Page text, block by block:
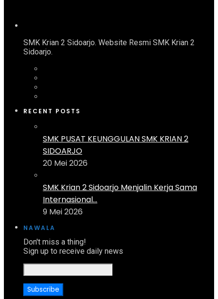
SMK Krian 2 Sidoarjo. Website Resmi SMK Krian 2
Sidoarjo.
RECENT POSTS
SMK PUSAT KEUNGGULAN SMK KRIAN 2
SIDOARJO
20 Mei 2026
SMK Krian 2 Sidoarjo Menjalin Kerja Sama
Internasional...
9 Mei 2026
NAWALA
Don't miss a thing!
Sign up to receive daily news